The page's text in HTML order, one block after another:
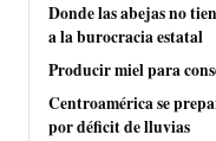
Donde las abejas no
a la burocracia estatal
Producir miel para
Centroamérica se
por déficit de lluvias